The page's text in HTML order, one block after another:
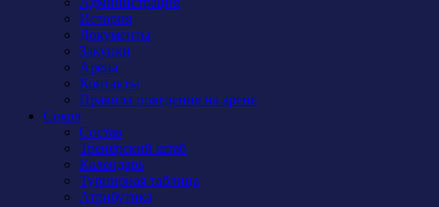
История
Документы
Закупки
Арена
Контакты
Правила поведения на арене
Сокол
Состав
Тренерский штаб
Календарь
Турнирная таблица
Атрибутика